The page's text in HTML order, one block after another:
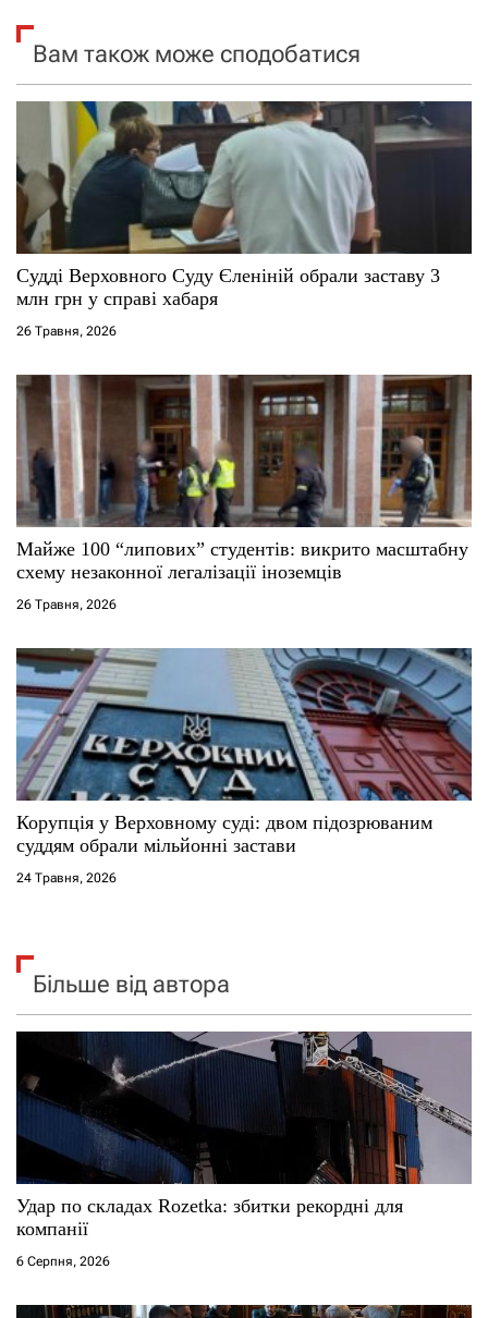
і
я
а
п
и
с
в
Вам також може сподобатися
Судді Верховного Суду Єленіній обрали заставу 3
млн грн у справі хабаря
26 Травня, 2026
Майже 100 “липових” студентів: викрито масштабну
схему незаконної легалізації іноземців
26 Травня, 2026
Корупція у Верховному суді: двом підозрюваним
суддям обрали мільйонні застави
24 Травня, 2026
Більше від автора
Удар по складах Rozetka: збитки рекордні для
компанії
6 Серпня, 2026